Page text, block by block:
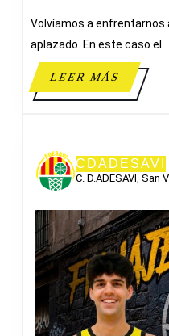
ELCHE
Volvíamos a enfrentarnos
aplazado. En este caso el
LEER MÁSLEER
MÁS
CDADESAVI
C. D.ADESAVI, San